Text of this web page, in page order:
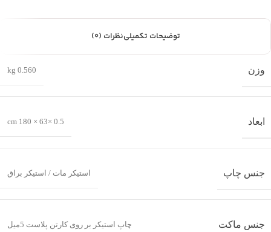
توضیحات تکمیلینظرات (0)
وزن 0.560 kg
ابعاد 0.5 ×63 × 180 cm
جنس چاپ استیکر مات / استیکر براق
جنس ماکت چاپ استیکر بر روی کارتن پلاست 5میل